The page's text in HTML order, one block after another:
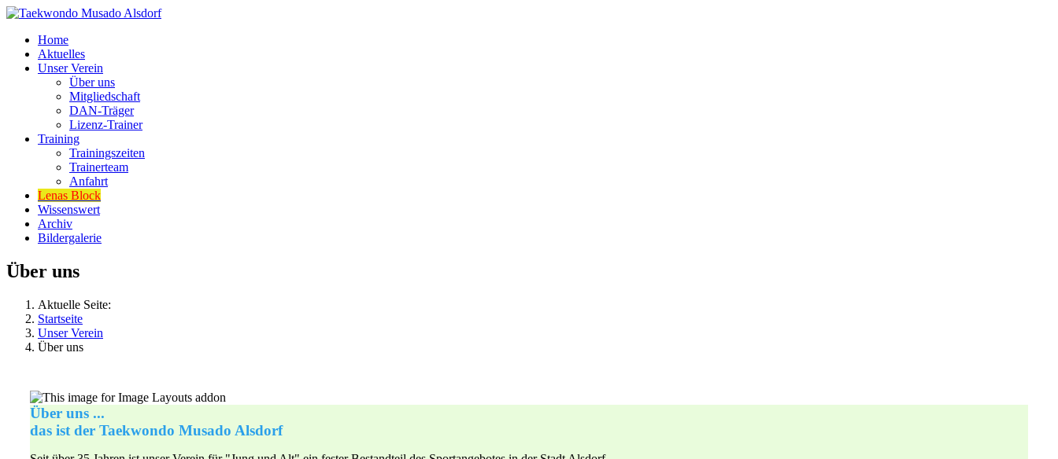
Home
Aktuelles
Unser Verein
Über uns
Mitgliedschaft
DAN-Träger
Lizenz-Trainer
Training
Trainingszeiten
Trainerteam
Anfahrt
Lenas Block
Wissenswert
Archiv
Bildergalerie
Über uns
Aktuelle Seite:
Startseite
Unser Verein
Über uns
Über uns ...
das ist der Taekwondo Musado Alsdorf